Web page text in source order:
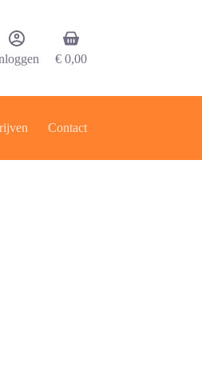
Winkelwagen
€ 0,00
Contact